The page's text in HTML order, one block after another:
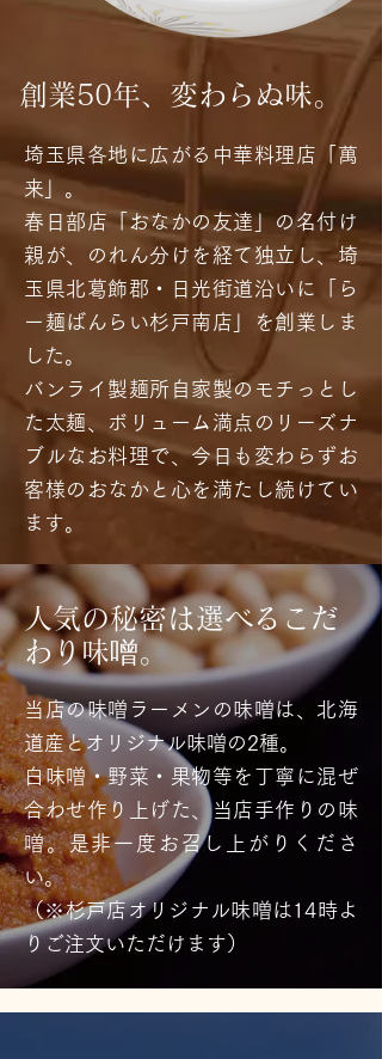
創業50年、変わらぬ味。
埼玉県各地に広がる中華料理店「萬
来」。
春日部店「おなかの友達」の名付け
親が、のれん分けを経て独立し、埼
玉県北葛飾郡・日光街道沿いに「ら
ー麺ばんらい杉戸南店」を創業しま
した。
バンライ製麺所自家製のモチっとし
た太麺、ボリューム満点のリーズナ
ブルなお料理で、今日も変わらずお
客様のおなかと心を満たし続けてい
ます。
人気の秘密は選べるこだ
わり味噌。
当店の味噌ラーメンの味噌は、北海
道産とオリジナル味噌の2種。
白味噌・野菜・果物等を丁寧に混ぜ
合わせ作り上げた、当店手作りの味
噌。是非一度お召し上がりくださ
い。
（※杉戸店オリジナル味噌は14時よ
りご注文いただけます）